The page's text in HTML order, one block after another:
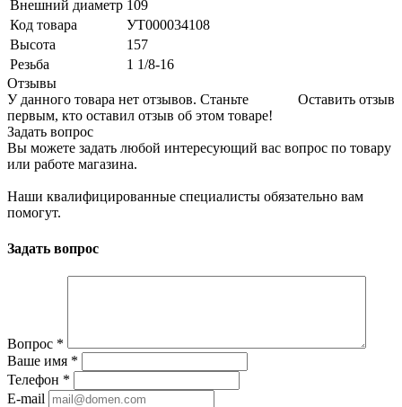
Внешний диаметр 109
Код товара
УТ000034108
Высота
157
Резьба
1 1/8-16
Отзывы
Оставить отзыв
У данного товара нет отзывов. Станьте
первым, кто оставил отзыв об этом товаре!
Задать вопрос
Вы можете задать любой интересующий вас вопрос по товару
или работе магазина.
Наши квалифицированные специалисты обязательно вам
помогут.
Задать вопрос
Вопрос *
Ваше имя *
Телефон *
E-mail